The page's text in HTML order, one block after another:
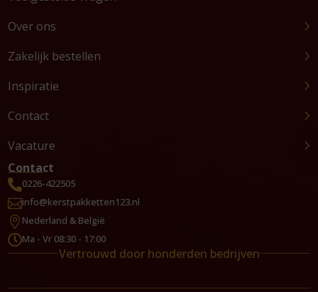
Over ons
Zakelijk bestellen
Inspiratie
Contact
Vacature
Contact
0226-422505
info@kerstpakketten123.nl
 Nederland & België
Ma - Vr 08:30 - 17:00
Vertrouwd door honderden bedrijven